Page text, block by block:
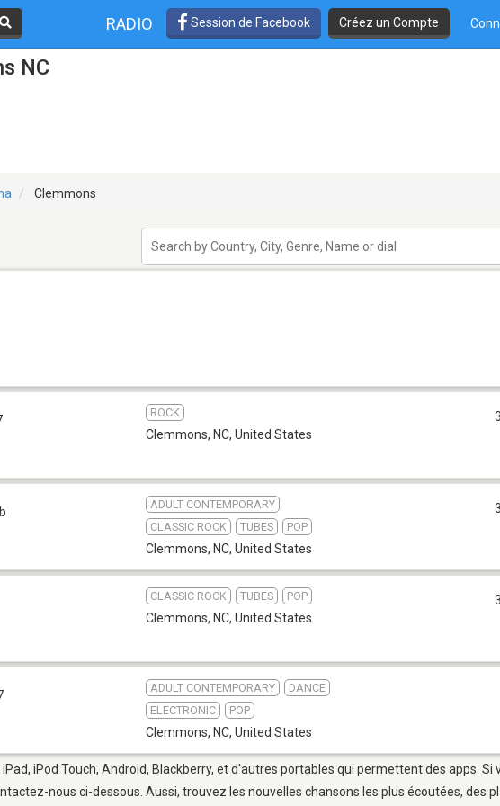
RADIO Session de Facebook Créez un Compte
NC
Clemmons
ROCK
Clemmons, NC, United States
ADULT CONTEMPORARY
CLASSIC ROCK
TUBES POP
Clemmons, NC, United States
CLASSIC ROCK TUBES POP
Clemmons, NC, United States
ADULT CONTEMPORARY
DANCE
ELECTRONIC
POP
Clemmons, NC, United States
iPod Touch, Android, Blackberry, et d'autres portables qui permettent des apps. Si
nous ci-dessous. Aussi, trouvez les nouvelles chansons les plus écoutées, des